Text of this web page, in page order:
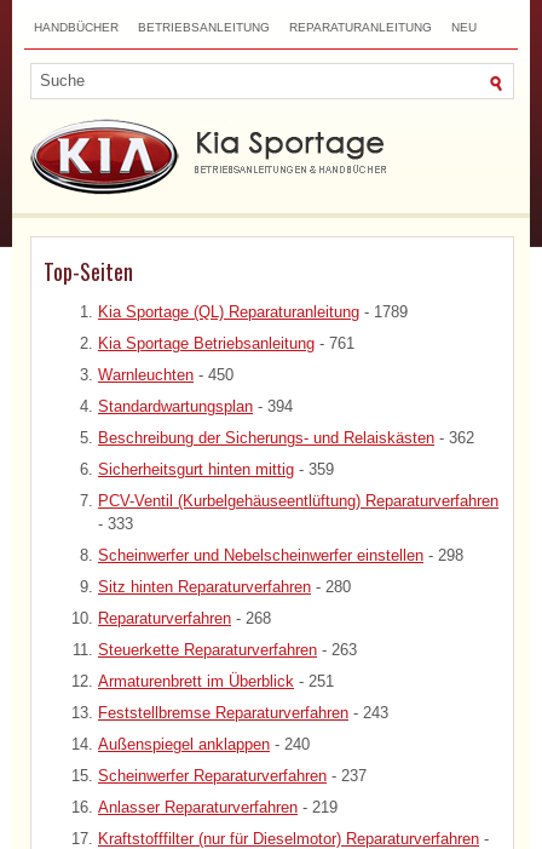
HANDBÜCHER BETRIEBSANLEITUNG REPARATURANLEITUNG NEU
Top-Seiten
Kia Sportage (QL) Reparaturanleitung - 1789
Kia Sportage Betriebsanleitung - 761
Warnleuchten - 450
Standardwartungsplan - 394
Beschreibung der Sicherungs- und Relaiskästen - 362
Sicherheitsgurt hinten mittig - 359
PCV-Ventil (Kurbelgehäuseentlüftung) Reparaturverfahren
- 333
Scheinwerfer und Nebelscheinwerfer einstellen - 298
Sitz hinten Reparaturverfahren - 280
Reparaturverfahren - 268
Steuerkette Reparaturverfahren - 263
Armaturenbrett im Überblick - 251
Feststellbremse Reparaturverfahren - 243
Außenspiegel anklappen - 240
Scheinwerfer Reparaturverfahren - 237
Anlasser Reparaturverfahren - 219
Kraftstofffilter (nur für Dieselmotor) Reparaturverfahren -